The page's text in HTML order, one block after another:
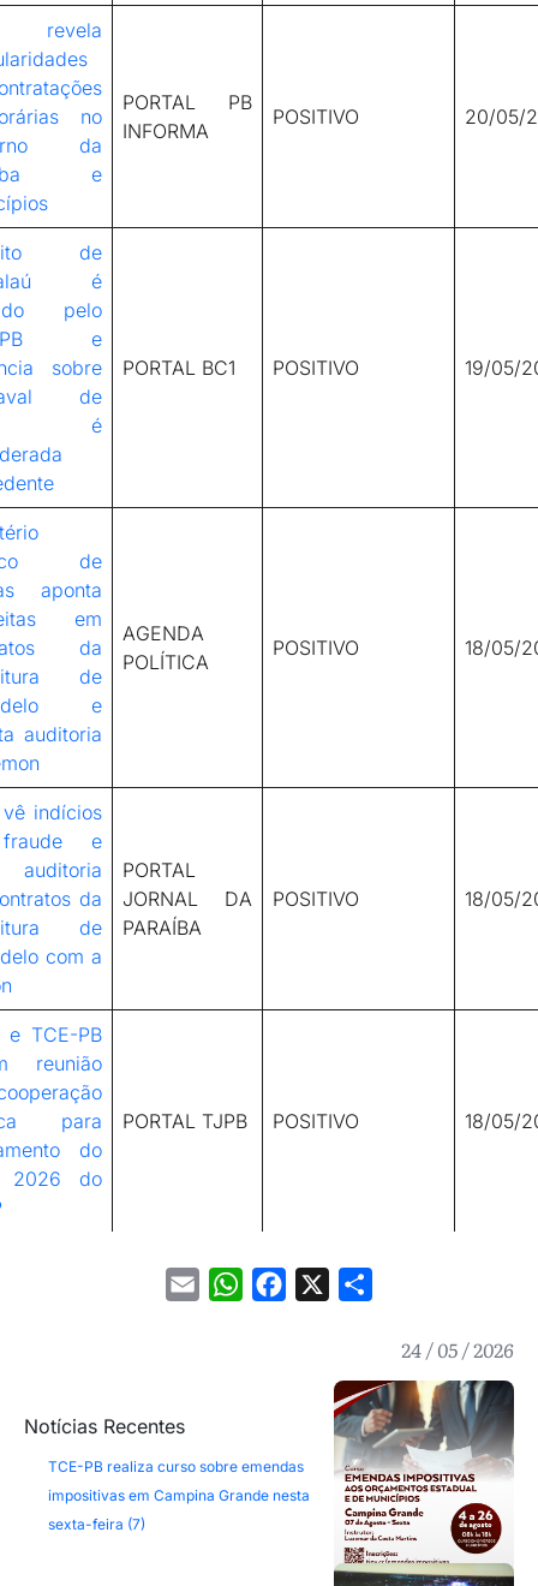
revela
no
da
e
PORTAL PB
INFORMA
POSITIVO 20/05/
de
é
pelo
PB e
sobre
de
é
PORTAL BC1 POSITIVO 19/05/
de
aponta
em
da
de
e
auditoria
AGENDA
POLÍTICA
POSITIVO 18/05/
indícios
e
auditoria
da
de
com a
PORTAL
JORNAL DA
PARAÍBA
POSITIVO 18/05/
e TCE-PB
reunião
para
do
2026 do
PORTAL TJPB POSITIVO 18/05/
Email WhatsAppFacebook
24 / 05 / 2026
Notícias Recentes
TCE-PB realiza curso sobre emendas
impositivas em Campina Grande nesta
sexta-feira (7)